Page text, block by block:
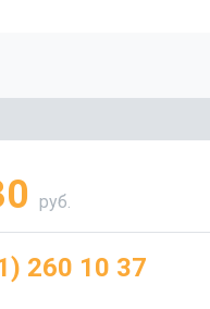
руб.
260 10 37